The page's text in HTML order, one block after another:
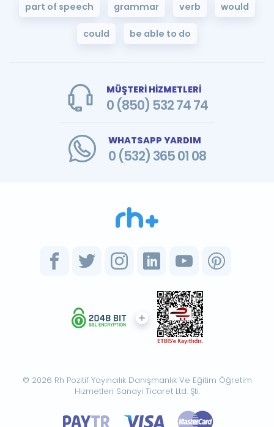
part of speech grammar verb would
could be able to do
MÜŞTERİ HİZMETLERİ
0 (850) 532 74 74
WHATSAPP YARDIM
0 (532) 365 01 08
© 2026 Rh Pozitif Yayıncılık Danışmanlık Ve Eğitim Öğretim
Hizmetleri Sanayi Ticaret Ltd. Şti.